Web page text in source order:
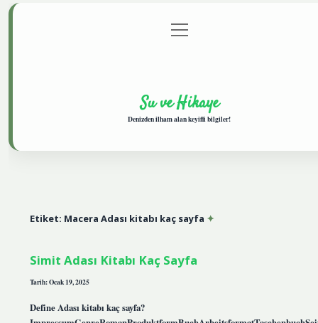
Gizlilik Politikası
menüyü
aç
Su ve Hikaye
Denizden ilham alan keyifli bilgiler!
Etiket: Macera Adası kitabı kaç sayfa
Simit Adası Kitabı Kaç Sayfa
Tarih: Ocak 19, 2025
Define Adası kitabı kaç sayfa?